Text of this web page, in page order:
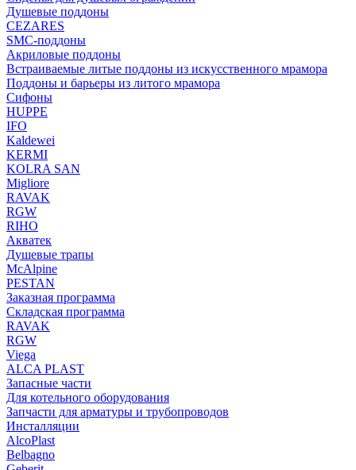
Душевые поддоны
CEZARES
SMC-поддоны
Акриловые поддоны
Встраиваемые литые поддоны из искусственного мрамора
Поддоны и барьеры из литого мрамора
Сифоны
HUPPE
IFO
Kaldewei
KERMI
KOLRA SAN
Migliore
RAVAK
RGW
RIHO
Акватек
Душевые трапы
McAlpine
PESTAN
Заказная программа
Складская программа
RAVAK
RGW
Viega
АLCA PLAST
Запасные части
Для котельного оборудования
Запчасти для арматуры и трубопроводов
Инсталляции
AlcoPlast
Belbagno